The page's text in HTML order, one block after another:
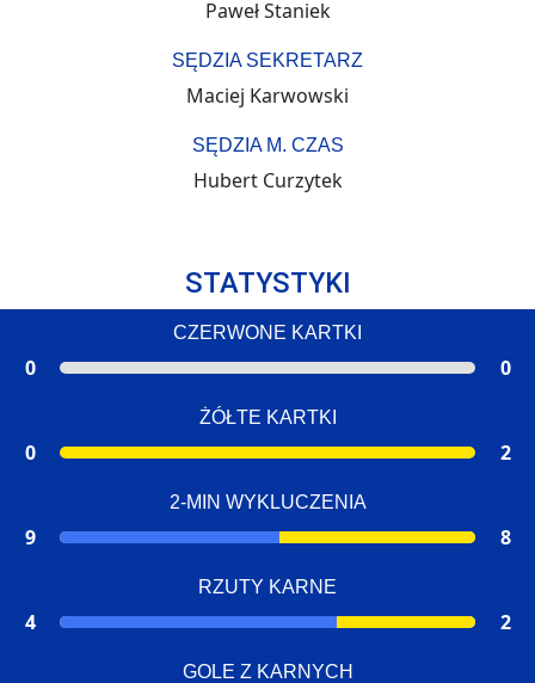
Paweł Staniek
SĘDZIA SEKRETARZ
Maciej Karwowski
SĘDZIA M. CZAS
Hubert Curzytek
STATYSTYKI
CZERWONE KARTKI
0 0
ŻÓŁTE KARTKI
0 2
2-MIN WYKLUCZENIA
9 8
RZUTY KARNE
4 2
GOLE Z KARNYCH